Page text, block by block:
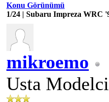
Konu Görünümü
1/24 | Subaru Impreza WRC
mikroemo
Usta Modelci